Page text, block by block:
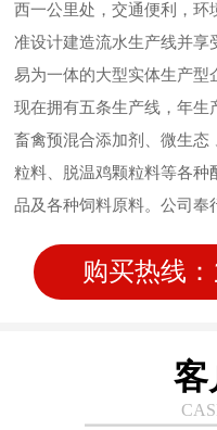
西一公里处，交通便利，环
准设计建造流水生产线并享
易为一体的大型实体生产型
现在拥有五条生产线，年生
畜禽预混合添加剂、微生态
粒料、脱温鸡颗粒料等各种
品及各种饲料原料。公司奉
饲料品质管理；公司在研
新，让使用产品的客户满
购买热线：
客